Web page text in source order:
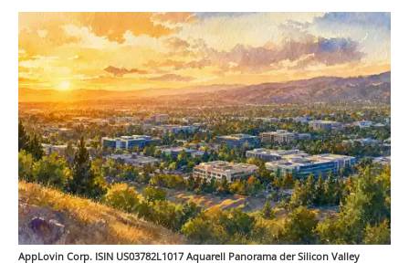
AppLovin Corp. ISIN US03782L1017 Aquarell Panorama der Silicon Valley